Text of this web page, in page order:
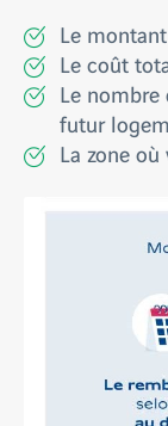
Le
Le coût
Le
futur
La zone